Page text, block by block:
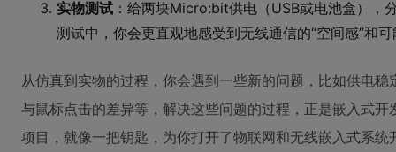
实物测试 ：给两块Micro:bit供电（USB或电池盒），
测试中，你会更直观地感受到无线通信的“空间感”和
从仿真到实物的过程，你会遇到一些新的问题，比如供电
与鼠标点击的差异等，解决这些问题的过程，正是嵌入式
项目，就像一把钥匙，为你打开了物联网和无线嵌入式系统